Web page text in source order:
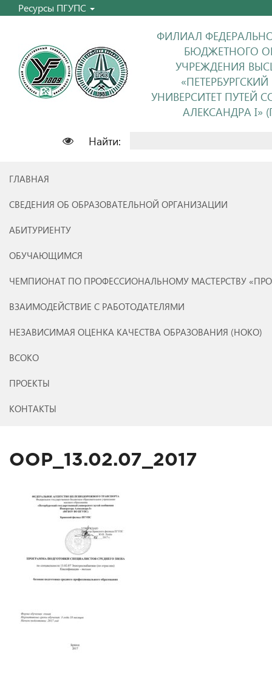
Ресурсы ПГУПС
ФИЛИАЛ
БЮДЖЕТНОГО
УЧРЕЖДЕНИЯ
УНИВЕРСИТЕТ ПУТЕЙ
АЛЕКСАНДРА I»
Найти:
ГЛАВНАЯ
СВЕДЕНИЯ ОБ ОБРАЗОВАТЕЛЬНОЙ ОРГАНИЗАЦИИ
АБИТУРИЕНТУ
ОБУЧАЮЩИМСЯ
ЧЕМПИОНАТ ПО ПРОФЕССИОНАЛЬНОМУ МАСТЕРСТВУ
ВЗАИМОДЕЙСТВИЕ С РАБОТОДАТЕЛЯМИ
НЕЗАВИСИМАЯ ОЦЕНКА КАЧЕСТВА ОБРАЗОВАНИЯ (НОКО)
ВСОКО
ПРОЕКТЫ
КОНТАКТЫ
OOP_13.02.07_2017